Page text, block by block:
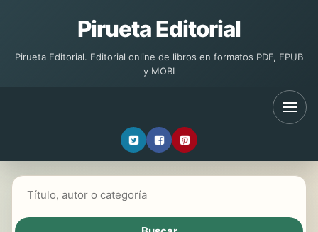
Pirueta Editorial
Pirueta Editorial. Editorial online de libros en formatos PDF, EPUB
y MOBI